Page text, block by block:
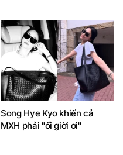
Song Hye Kyo khiến cả
MXH phải "ối giời ơi"